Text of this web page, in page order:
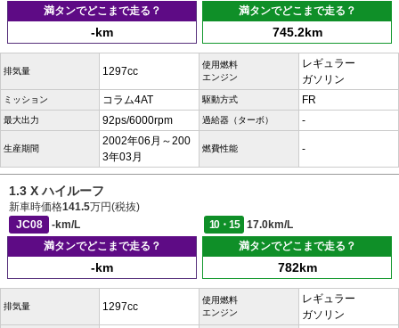
満タンでどこまで走る？
-km
満タンでどこまで走る？
745.2km
排気量 1297cc
使用燃料
エンジン
レギュラー
ガソリン
ミッション コラム4AT 駆動方式 FR
最大出力 92ps/6000rpm 過給器（ターボ） -
生産期間
2002年06月～200
3年03月
燃費性能 -
1.3 X ハイルーフ
新車時価格141.5万円(税抜)
JC08
-km/L 10・15
17.0km/L
満タンでどこまで走る？
-km
満タンでどこまで走る？
782km
排気量 1297cc
使用燃料
エンジン
レギュラー
ガソリン